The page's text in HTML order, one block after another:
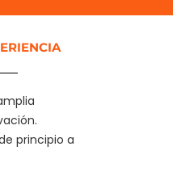
principio a